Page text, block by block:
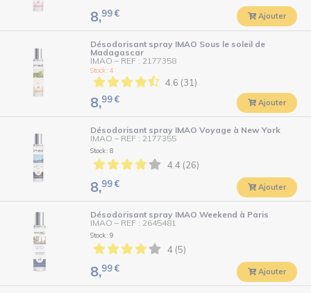
8,99€ Ajouter
Désodorisant spray IMAO Sous le soleil de
Madagascar
IMAO – REF : 2177358
Stock : 4
4.6 (31)
8,99€ Ajouter
Désodorisant spray IMAO Voyage à New York
IMAO – REF : 2177355
Stock : 8
4.4 (26)
8,99€ Ajouter
Désodorisant spray IMAO Weekend à Paris
IMAO – REF : 2645481
Stock : 9
4 (5)
8,99€ Ajouter